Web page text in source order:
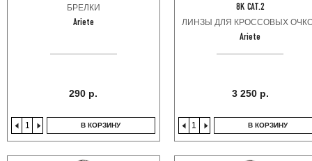
БРЕЛКИ
Ariete
290 р.
В КОРЗИНУ
8K CAT.2
ЛИНЗЫ ДЛЯ КРОССОВЫХ
Ariete
3 250 р.
В КОРЗИНУ